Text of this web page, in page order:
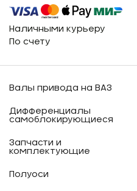
Наличными курьеру
По счету
Валы привода на ВАЗ
Дифференциалы
самоблокирующиеся
Запчасти и
комплектующие
Полуоси